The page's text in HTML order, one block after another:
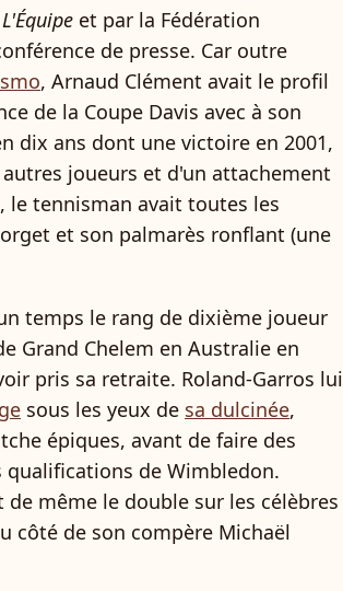
L'Équipe et par la Fédération
de presse. Car outre
, Arnaud Clément avait le profil
de la Coupe Davis avec à son
dix ans dont une victoire en 2001,
joueurs et d'un attachement
tennisman avait toutes les
et son palmarès ronflant (une
temps le rang de dixième joueur
Grand Chelem en Australie en
pris sa retraite. Roland-Garros lui
sous les yeux de sa dulcinée,
épiques, avant de faire des
qualifications de Wimbledon.
même le double sur les célèbres
côté de son compère Michaël